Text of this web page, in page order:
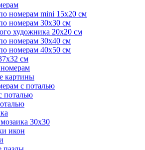
номерам mini 15х20 см
номерам 30x30 см
художника 20х20 см
номерам 30х40 см
номерам 40х50 см
см
картины
с поталью
поталью
30х30
икон